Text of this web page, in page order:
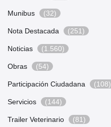
Munibus (32)
Nota Destacada (251)
Noticias (1.560)
Obras (54)
Participación Ciudadana (108)
Servicios (144)
Trailer Veterinario (81)